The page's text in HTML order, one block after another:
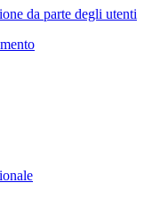
da parte degli utenti